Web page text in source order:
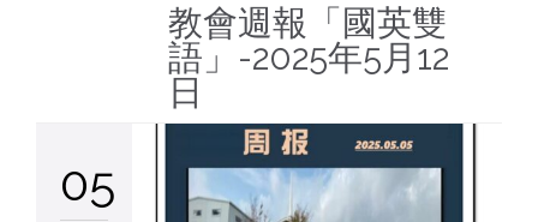
教會週報「國英雙
語」-2025年5月12
日
05